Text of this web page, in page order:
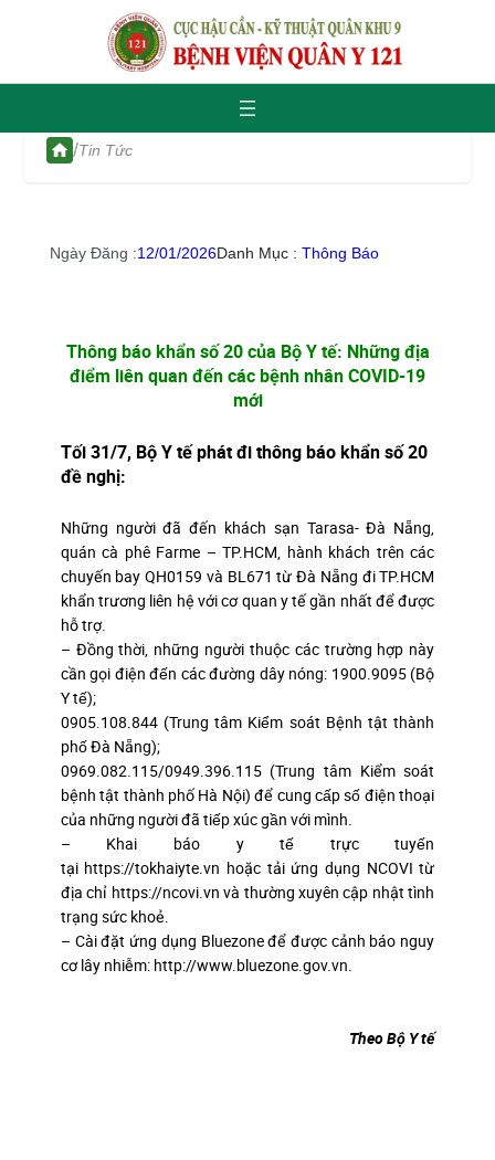
/Tin Tức
Ngày Đăng :12/01/2026Danh Mục : Thông Báo
Thông báo khẩn số 20 của Bộ Y tế: Những địa
điểm liên quan đến các bệnh nhân COVID-19
mới
Tối 31/7, Bộ Y tế phát đi thông báo khẩn số 20
đề nghị:
Những người đã đến khách sạn Tarasa- Đà Nẵng,
quán cà phê Farme – TP.HCM, hành khách trên các
chuyến bay QH0159 và BL671 từ Đà Nẵng đi TP.HCM
khẩn trương liên hệ với cơ quan y tế gần nhất để được
hỗ trợ.
– Đồng thời, những người thuộc các trường hợp này
cần gọi điện đến các đường dây nóng: 1900.9095 (Bộ
Y tế);
0905.108.844 (Trung tâm Kiểm soát Bệnh tật thành
phố Đà Nẵng);
0969.082.115/0949.396.115 (Trung tâm Kiểm soát
bệnh tật thành phố Hà Nội) để cung cấp số điện thoại
của những người đã tiếp xúc gần với mình.
– Khai báo y tế trực tuyến
tại https://tokhaiyte.vn hoặc tải ứng dụng NCOVI từ
địa chỉ https://ncovi.vn và thường xuyên cập nhật tình
trạng sức khoẻ.
– Cài đặt ứng dụng Bluezone để được cảnh báo nguy
cơ lây nhiễm: http://www.bluezone.gov.vn.
Theo Bộ Y tế